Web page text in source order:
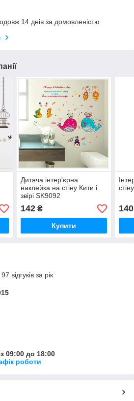
14 днів за домовленістю
Дитяча інтер'єрна
наклейка на стіну Кити і
звірі SK9092
142₴
Купити
140
відгуків за рік
09:00 до 18:00
роботи